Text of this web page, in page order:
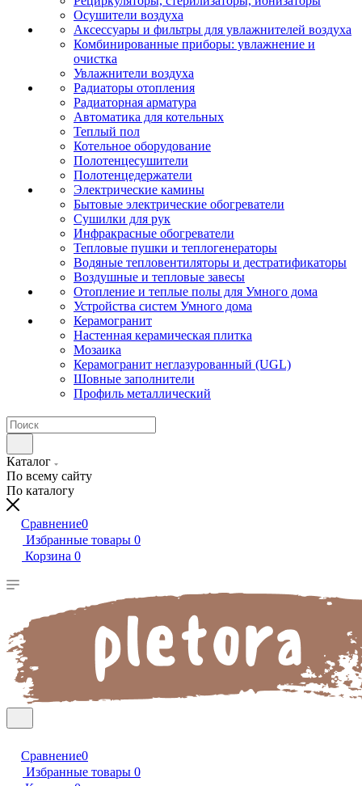
Осушители воздуха
Аксессуары и фильтры для увлажнителей воздуха
Комбинированные приборы: увлажнение и
очистка
Увлажнители воздуха
Радиаторы отопления
Радиаторная арматура
Автоматика для котельных
Теплый пол
Котельное оборудование
Полотенцесушители
Полотенцедержатели
Электрические камины
Бытовые электрические обогреватели
Сушилки для рук
Инфракрасные обогреватели
Тепловые пушки и теплогенераторы
Водяные тепловентиляторы и дестратификаторы
Воздушные и тепловые завесы
Отопление и теплые полы для Умного дома
Устройства систем Умного дома
Керамогранит
Настенная керамическая плитка
Мозаика
Керамогранит неглазурованный (UGL)
Шовные заполнители
Профиль металлический
Каталог
По всему сайту
По каталогу
Сравнение0
Избранные товары 0
Корзина 0
Сравнение0
Избранные товары 0